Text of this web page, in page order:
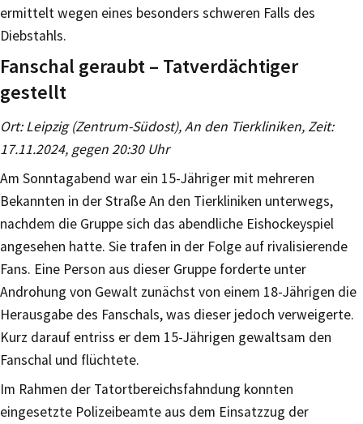
ermittelt wegen eines besonders schweren Falls des
Diebstahls.
Fanschal geraubt – Tatverdächtiger
gestellt
Ort: Leipzig (Zentrum-Südost), An den Tierkliniken, Zeit:
17.11.2024, gegen 20:30 Uhr
Am Sonntagabend war ein 15-Jähriger mit mehreren
Bekannten in der Straße An den Tierkliniken unterwegs,
nachdem die Gruppe sich das abendliche Eishockeyspiel
angesehen hatte. Sie trafen in der Folge auf rivalisierende
Fans. Eine Person aus dieser Gruppe forderte unter
Androhung von Gewalt zunächst von einem 18-Jährigen die
Herausgabe des Fanschals, was dieser jedoch verweigerte.
Kurz darauf entriss er dem 15-Jährigen gewaltsam den
Fanschal und flüchtete.
Im Rahmen der Tatortbereichsfahndung konnten
eingesetzte Polizeibeamte aus dem Einsatzzug der